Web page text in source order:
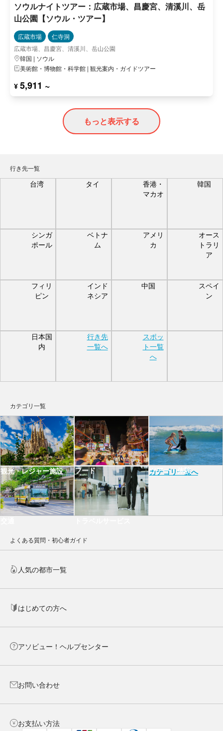
ソウルナイトツアー：広蔵市場、昌慶宮、清溪川、岳
山公園【ソウル・ツアー】
広蔵市場
仁寺洞
広蔵市場、昌慶宮、清溪川、岳山公園
韓国 | ソウル
美術館・博物館・科学館 | 観光案内・ガイドツアー
¥ 5,911 ~
もっと表示する
行き先一覧
台湾 タイ
香港・
マカオ
韓国
シンガ
ポール
ベトナ
ム
アメリ
カ
オース
トラリ
ア
フィリ
ピン
インド
ネシア
中国
スペイ
ン
日本国
内
行き先
一覧へ
スポッ
ト一覧
へ
カテゴリ一覧
観光・レジャー施設 フード ツアー・体験
カテゴリ一覧へ
よくある質問・初心者ガイド
人気の都市一覧
はじめての方へ
アソビュー！ヘルプセンター
お問い合わせ
お支払い方法